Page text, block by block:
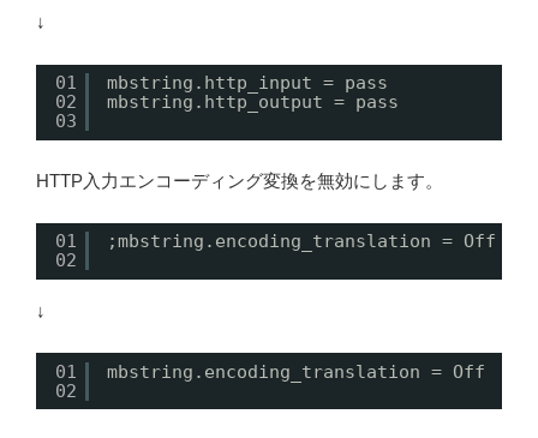
↓
01
02
03
mbstring.http_input = pass
mbstring.http_output = pass
HTTP入力エンコーディング変換を無効にします。
01
02
;mbstring.encoding_translation = Off
↓
01
02
mbstring.encoding_translation = Off